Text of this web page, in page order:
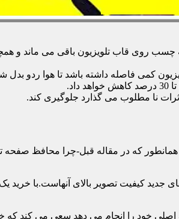
روی قاب تلویزیون باقی می ماند و
کمی فاصله داشته باشد تا هوا ردو
همانطور که در مقاله قبل-چرا محافظ
جدید کیفیت تصویر بالای آنهاست.با
خود را انجام می دهد سعی می کند که